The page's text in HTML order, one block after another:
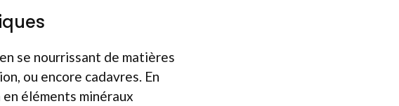
se nourrissant de matières
ou encore cadavres. En
éléments minéraux